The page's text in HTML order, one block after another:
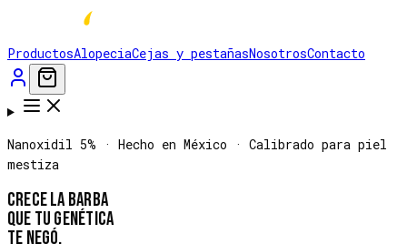
ProductosAlopeciaCejas y pestañasNosotrosContacto
Nanoxidil 5% · Hecho en México · Calibrado para piel
mestiza
Crece la barba
que tu genética
te negó.